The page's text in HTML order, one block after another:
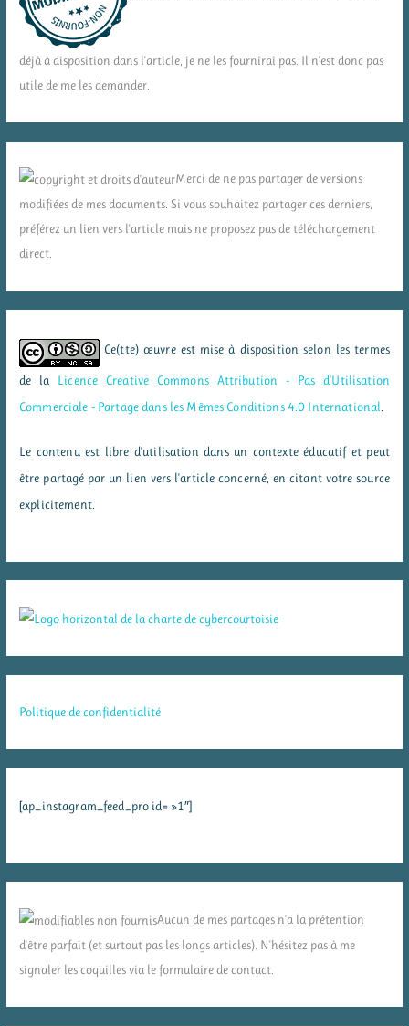
déjà à disposition dans l'article, je ne les fournirai pas. Il n'est donc pas
utile de me les demander.
Merci de ne pas partager de versions
modifiées de mes documents. Si vous souhaitez partager ces derniers,
préférez un lien vers l'article mais ne proposez pas de téléchargement
direct.
Ce(tte) œuvre est mise à disposition selon les termes
de la Licence Creative Commons Attribution - Pas d’Utilisation
Commerciale - Partage dans les Mêmes Conditions 4.0 International.
Le contenu est libre d'utilisation dans un contexte éducatif et peut
être partagé par un lien vers l'article concerné, en citant votre source
explicitement.
Politique de confidentialité
[ap_instagram_feed_pro id= »1″]
Aucun de mes partages n'a la prétention
d'être parfait (et surtout pas les longs articles). N'hésitez pas à me
signaler les coquilles via le formulaire de contact.